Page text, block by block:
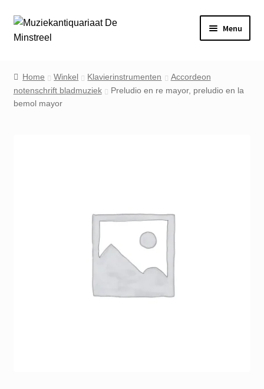
Ga
door
Ga
naar
Menu
Contact
Home Winkel Klavierinstrumenten
Accordeon
notenschrift bladmuziek
Preludio en re mayor, preludio en la
bemol mayor